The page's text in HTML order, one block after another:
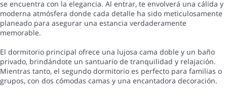
se encuentra con la elegancia. Al entrar, te envolverá una cálida y
moderna atmósfera donde cada detalle ha sido meticulosamente
planeado para asegurar una estancia verdaderamente
memorable.
El dormitorio principal ofrece una lujosa cama doble y un baño
privado, brindándote un santuario de tranquilidad y relajación.
Mientras tanto, el segundo dormitorio es perfecto para familias o
grupos, con dos cómodas camas y una encantadora decoración.